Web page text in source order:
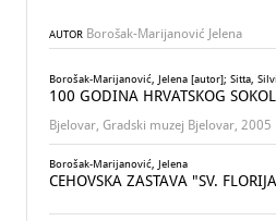
AUTOR Borošak-Marijanović Jelena
Borošak-Marijanović, Jelena [autor]; Sitta,
100 GODINA HRVATSKOG
Bjelovar, Gradski muzej Bjelovar, 2005
Borošak-Marijanović, Jelena
CEHOVSKA ZASTAVA "SV.